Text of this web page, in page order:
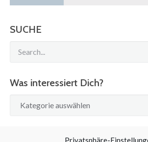
Privatsphäre-
SUCHE
Was interessiert Dich?
interessiert